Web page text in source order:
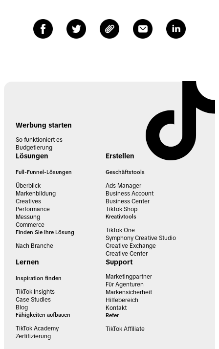
Werbung starten
So funktioniert es
Budgetierung
Lösungen
Full-Funnel-Lösungen
Überblick
Markenbildung
Creatives
Performance
Messung
Commerce
Finden Sie Ihre Lösung
Nach Branche
Erstellen
Geschäftstools
Ads Manager
Business Account
Business Center
TikTok Shop
Kreativtools
TikTok One
Symphony Creative Studio
Creative Exchange
Creative Center
Lernen
Inspiration finden
TikTok Insights
Case Studies
Blog
Fähigkeiten aufbauen
TikTok Academy
Zertifizierung
Support
Marketingpartner
Für Agenturen
Markensicherheit
Hilfebereich
Kontakt
Refer
TikTok Affiliate